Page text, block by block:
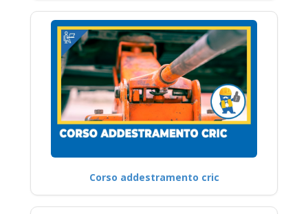
Corso addestramento cric